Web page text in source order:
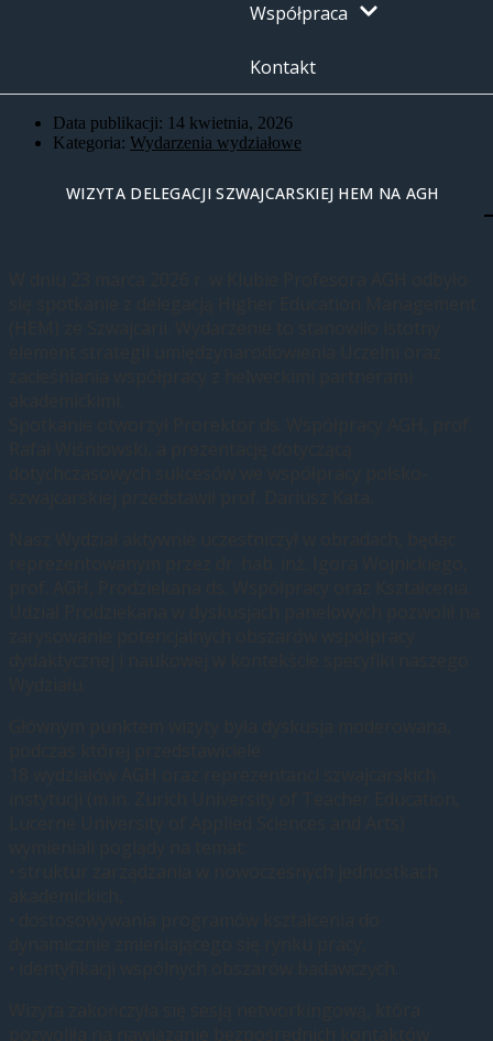
Współpraca
Kontakt
Data publikacji: 14 kwietnia, 2026
Kategoria: Wydarzenia wydziałowe
WIZYTA DELEGACJI SZWAJCARSKIEJ HEM NA AGH